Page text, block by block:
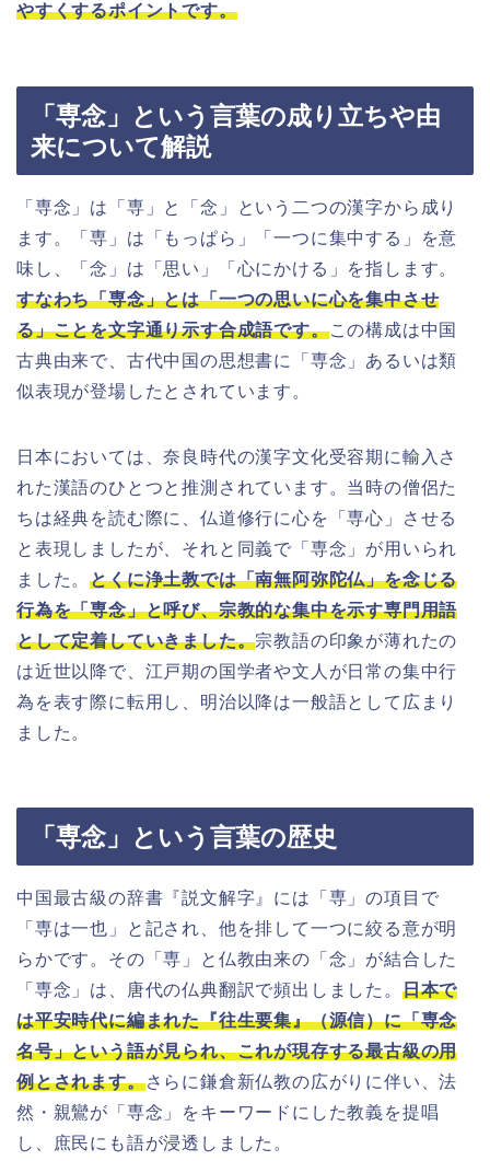
やすくするポイントです。
「専念」という言葉の成り立ちや由
来について解説
「専念」は「専」と「念」という二つの漢字から成り
ます。「専」は「もっぱら」「一つに集中する」を意
味し、「念」は「思い」「心にかける」を指します。
すなわち「専念」とは「一つの思いに心を集中させ
る」ことを文字通り示す合成語です。この構成は中国
古典由来で、古代中国の思想書に「専念」あるいは類
似表現が登場したとされています。
日本においては、奈良時代の漢字文化受容期に輸入さ
れた漢語のひとつと推測されています。当時の僧侶た
ちは経典を読む際に、仏道修行に心を「専心」させる
と表現しましたが、それと同義で「専念」が用いられ
ました。とくに浄土教では「南無阿弥陀仏」を念じる
行為を「専念」と呼び、宗教的な集中を示す専門用語
として定着していきました。宗教語の印象が薄れたの
は近世以降で、江戸期の国学者や文人が日常の集中行
為を表す際に転用し、明治以降は一般語として広まり
ました。
「専念」という言葉の歴史
中国最古級の辞書『説文解字』には「専」の項目で
「専は一也」と記され、他を排して一つに絞る意が明
らかです。その「専」と仏教由来の「念」が結合した
「専念」は、唐代の仏典翻訳で頻出しました。 日本で
は平安時代に編まれた『往生要集』（源信）に「専念
名号」という語が見られ、これが現存する最古級の用
例とされます。さらに鎌倉新仏教の広がりに伴い、法
然・親鸞が「専念」をキーワードにした教義を提唱
し、庶民にも語が浸透しました。